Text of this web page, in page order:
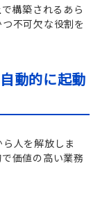
構築されるあら
不可欠な役割を
動的に起動
人を解放しま
価値の高い業務